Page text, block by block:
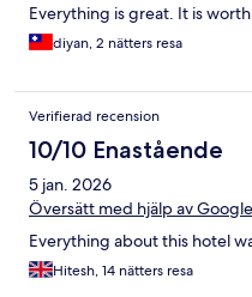
Everything is great. It is
diyan, 2 nätters resa
Verifierad recension
10/10 Enastående
5 jan. 2026
Översätt med hjälp av Google
Everything about this hotel
Hitesh, 14 nätters resa